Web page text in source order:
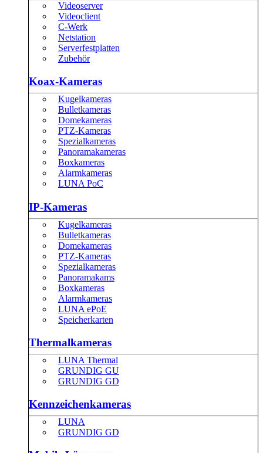
Videoserver
Videoclient
C-Werk
Netstation
Serverfestplatten
Zubehör
Koax-Kameras
Kugelkameras
Bulletkameras
Domekameras
PTZ-Kameras
Spezialkameras
Panoramakameras
Boxkameras
Alarmkameras
LUNA PoC
IP-Kameras
Kugelkameras
Bulletkameras
Domekameras
PTZ-Kameras
Spezialkameras
Panoramakams
Boxkameras
Alarmkameras
LUNA ePoE
Speicherkarten
Thermalkameras
LUNA Thermal
GRUNDIG GU
GRUNDIG GD
Kennzeichenkameras
LUNA
GRUNDIG GD